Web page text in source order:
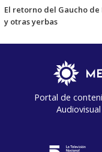
El retorno del Gaucho de
y otras yerbas
Portal de